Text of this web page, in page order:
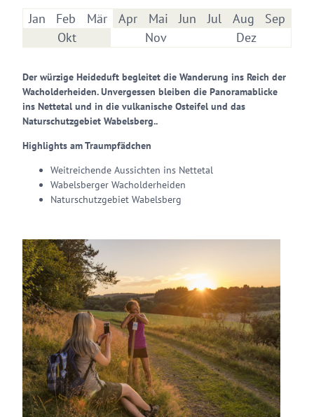
Jan Feb Mär Apr Mai Jun Jul Aug
Sep
Okt
Nov Dez
Der würzige Heideduft begleitet die Wanderung ins Reich der
Wacholderheiden. Unvergessen bleiben die Panoramablicke
ins Nettetal und in die vulkanische Osteifel und das
Naturschutzgebiet Wabelsberg..
Highlights am Traumpfädchen
Weitreichende Aussichten ins Nettetal
Wabelsberger Wacholderheiden
Naturschutzgebiet Wabelsberg